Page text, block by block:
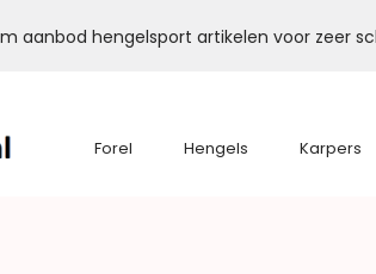
aanbod hengelsport artikelen voor zeer
Forel Hengels Karpers